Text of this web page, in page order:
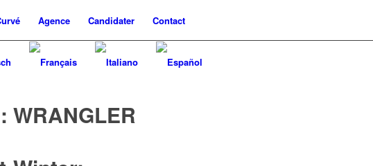
Agence Candidater Contact
WRANGLER